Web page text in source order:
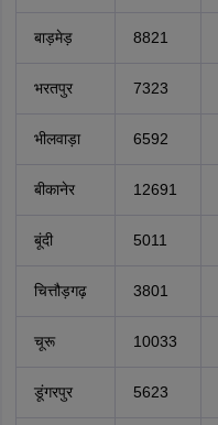
बाड़मेड़ 8821
भरतपुर 7323
भीलवाड़ा 6592
बीकानेर 12691
बूंदी 5011
चित्तौड़गढ़ 3801
चूरू 10033
डूंगरपुर 5623